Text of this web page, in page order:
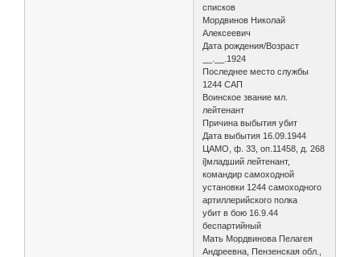
списков
Мордвинов Николай
Алексеевич
Дата рождения/Возраст
__.__.1924
Последнее место службы
1244 САП
Воинское звание мл.
лейтенант
Причина выбытия убит
Дата выбытия 16.09.1944
ЦАМО, ф. 33, оп.11458, д. 268
i]младший лейтенант,
командир самоходной
установки 1244 самоходного
артиллерийского полка
убит в бою 16.9.44
беспартийный
Мать Мордвинова Пелагея
Андреевна, Пензенская обл.,